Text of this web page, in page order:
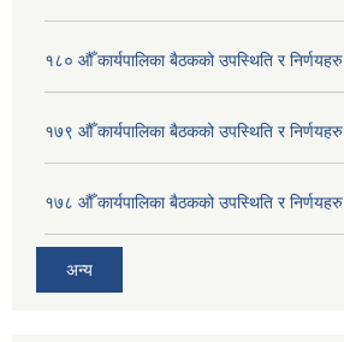
१८० औँ कार्यपालिका बैठकको उपस्थिति र निर्णयहरु
१७९ औँ कार्यपालिका बैठकको उपस्थिति र निर्णयहरु
१७८ औँ कार्यपालिका बैठकको उपस्थिति र निर्णयहरु
अन्य